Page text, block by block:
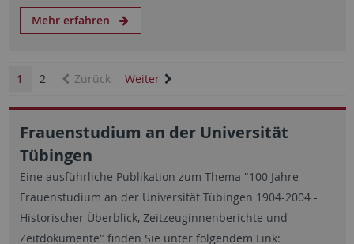
Mehr erfahren
Zurück
1 2 Weiter
Frauenstudium an der Universität
Tübingen
Eine ausführliche Publikation zum Thema "100 Jahre
Frauenstudium an der Universität Tübingen 1904-2004 -
Historischer Überblick, Zeitzeuginnenberichte und
Zeitdokumente" finden Sie unter folgendem Link: